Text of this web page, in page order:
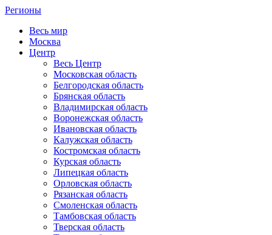
Регионы
Весь мир
Москва
Центр
Весь Центр
Московская область
Белгородская область
Брянская область
Владимирская область
Воронежская область
Ивановская область
Калужская область
Костромская область
Курская область
Липецкая область
Орловская область
Рязанская область
Смоленская область
Тамбовская область
Тверская область